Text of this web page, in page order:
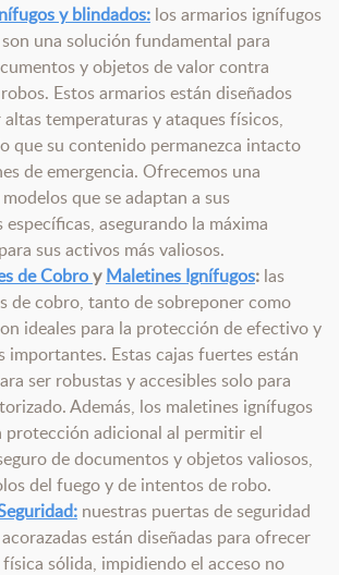
y blindados: los armarios ignífugos
una solución fundamental para
y objetos de valor contra
Estos armarios están diseñados
temperaturas y ataques físicos,
que su contenido permanezca intacto
de emergencia. Ofrecemos una
que se adaptan a sus
específicas, asegurando la máxima
sus activos más valiosos.
de CobroyMaletines Ignífugos: las
de cobro, tanto de sobreponer como
ideales para la protección de efectivo y
importantes. Estas cajas fuertes están
ser robustas y accesibles solo para
Además, los maletines ignífugos
protección adicional al permitir el
de documentos y objetos valiosos,
del fuego y de intentos de robo.
nuestras puertas de seguridad
están diseñadas para ofrecer
sólida, impidiendo el acceso no